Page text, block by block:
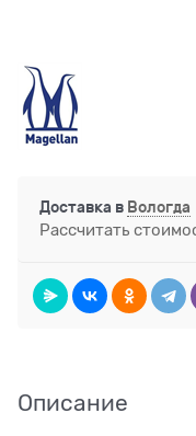
Доставка в Вологда
Рассчитать
Описание